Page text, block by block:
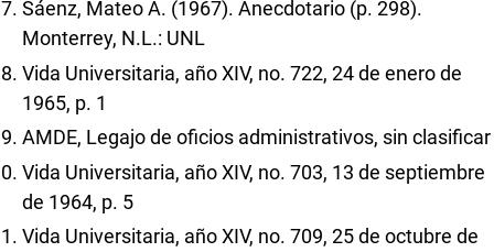
Sáenz, Mateo A. (1967). Anecdotario (p. 298).
Monterrey, N.L.: UNL
Vida Universitaria, año XIV, no. 722, 24 de enero de
1965, p. 1
AMDE, Legajo de oficios administrativos, sin clasificar
Vida Universitaria, año XIV, no. 703, 13 de septiembre
de 1964, p. 5
Vida Universitaria, año XIV, no. 709, 25 de octubre de